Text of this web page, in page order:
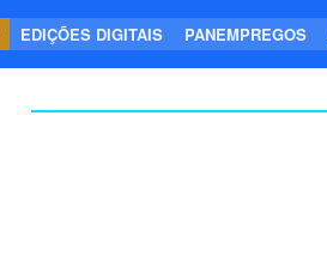
EDIÇÕES DIGITAIS PANEMPREGOS